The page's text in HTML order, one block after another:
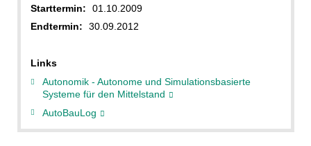
Starttermin:
01.10.2009
Endtermin:
30.09.2012
Links
Autonomik - Autonome und Simulationsbasierte
Systeme für den Mittelstand
AutoBauLog